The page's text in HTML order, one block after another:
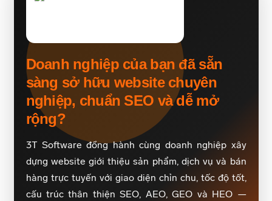
Doanh nghiệp của bạn đã sẵn
sàng sở hữu website chuyên
nghiệp, chuẩn SEO và dễ mở
rộng?
3T Software đồng hành cùng doanh nghiệp xây
dựng website giới thiệu sản phẩm, dịch vụ và bán
hàng trực tuyến với giao diện chỉn chu, tốc độ tốt,
cấu trúc thân thiện SEO, AEO, GEO và HEO —